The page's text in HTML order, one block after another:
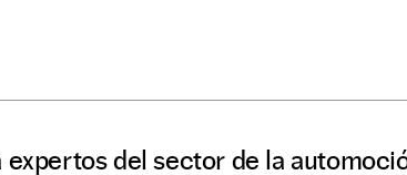
expertos del sector de la